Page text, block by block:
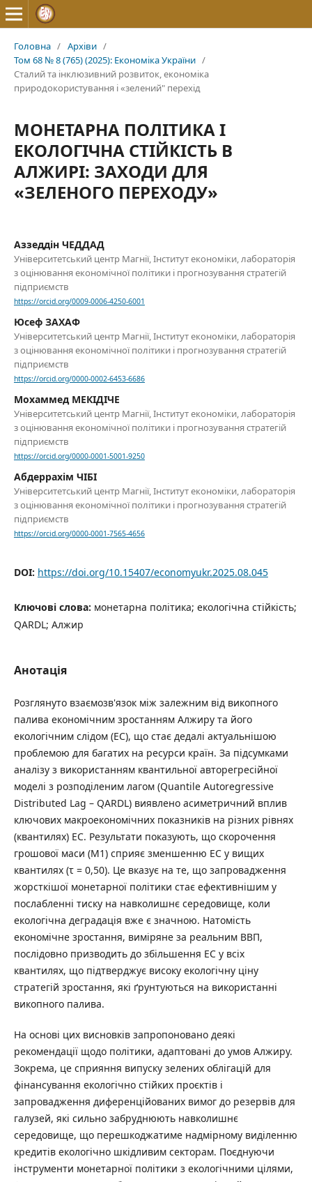
Головна / Архіви /
Том 68 № 8 (765) (2025): Економіка України /
Сталий та інклюзивний розвиток, економіка
природокористування і «зелений" перехід
МОНЕТАРНА ПОЛІТИКА І
ЕКОЛОГІЧНА СТІЙКІСТЬ В
АЛЖИРІ: ЗАХОДИ ДЛЯ
«ЗЕЛЕНОГО ПЕРЕХОДУ»
Аззеддін ЧЕДДАД
Університетський центр Магнії, Інститут економіки, лабораторія
з оцінювання економічної політики і прогнозування стратегій
підприємств
https://orcid.org/0009-0006-4250-6001
Юсеф ЗАХАФ
Університетський центр Магнії, Інститут економіки, лабораторія
з оцінювання економічної політики і прогнозування стратегій
підприємств
https://orcid.org/0000-0002-6453-6686
Мохаммед МЕКІДІЧЕ
Університетський центр Магнії, Інститут економіки, лабораторія
з оцінювання економічної політики і прогнозування стратегій
підприємств
https://orcid.org/0000-0001-5001-9250
Абдеррахім ЧІБІ
Університетський центр Магнії, Інститут економіки, лабораторія
з оцінювання економічної політики і прогнозування стратегій
підприємств
https://orcid.org/0000-0001-7565-4656
DOI: https://doi.org/10.15407/economyukr.2025.08.045
Ключові слова: монетарна політика; екологічна стійкість;
QARDL; Алжир
Анотація
Розглянуто взаємозв'язок між залежним від викопного
палива економічним зростанням Алжиру та його
екологічним слідом (ЕС), що стає дедалі актуальнішою
проблемою для багатих на ресурси країн. За підсумками
аналізу з використанням квантильної авторегресійної
моделі з розподіленим лагом (Quantile Autoregressive
Distributed Lag – QARDL) виявлено асиметричний вплив
ключових макроекономічних показників на різних рівнях
(квантилях) ЕС. Результати показують, що скорочення
грошової маси (M1) сприяє зменшенню ЕС у вищих
квантилях (τ = 0,50). Це вказує на те, що запровадження
жорсткішої монетарної політики стає ефективнішим у
послабленні тиску на навколишнє середовище, коли
екологічна деградація вже є значною. Натомість
економічне зростання, виміряне за реальним ВВП,
послідовно призводить до збільшення ЕС у всіх
квантилях, що підтверджує високу екологічну ціну
стратегій зростання, які ґрунтуються на використанні
викопного палива.
На основі цих висновків запропоновано деякі
рекомендації щодо політики, адаптовані до умов Алжиру.
Зокрема, це сприяння випуску зелених облігацій для
фінансування екологічно стійких проєктів і
запровадження диференційованих вимог до резервів для
галузей, які сильно забруднюють навколишнє
середовище, що перешкоджатиме надмірному виділенню
кредитів екологічно шкідливим секторам. Поєднуючи
інструменти монетарної політики з екологічними цілями,